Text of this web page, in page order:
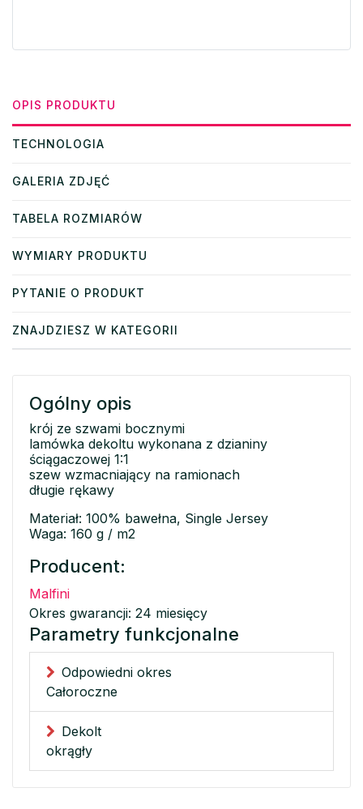
OPIS PRODUKTU
TECHNOLOGIA
GALERIA ZDJĘĆ
TABELA ROZMIARÓW
WYMIARY PRODUKTU
PYTANIE O PRODUKT
ZNAJDZIESZ W KATEGORII
Ogólny opis
krój ze szwami bocznymi
lamówka dekoltu wykonana z dzianiny
ściągaczowej 1:1
szew wzmacniający na ramionach
długie rękawy
Materiał: 100% bawełna, Single Jersey
Waga: 160 g / m2
Producent:
Malfini
Okres gwarancji: 24 miesięcy
Parametry funkcjonalne
Odpowiedni okres
Całoroczne
Dekolt
okrągły